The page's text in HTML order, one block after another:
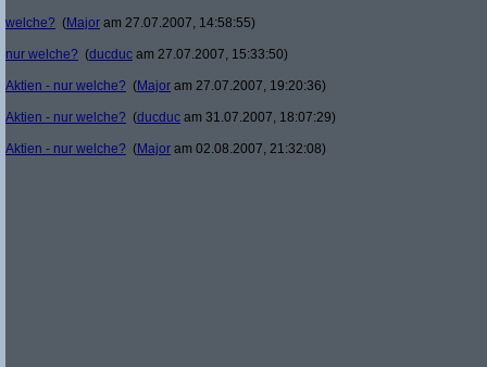
welche? (Major am 27.07.2007, 14:58:55)
nur welche? (ducduc am 27.07.2007, 15:33:50)
Aktien - nur welche? (Major am 27.07.2007, 19:20:36)
Aktien - nur welche? (ducduc am 31.07.2007, 18:07:29)
Aktien - nur welche? (Major am 02.08.2007, 21:32:08)